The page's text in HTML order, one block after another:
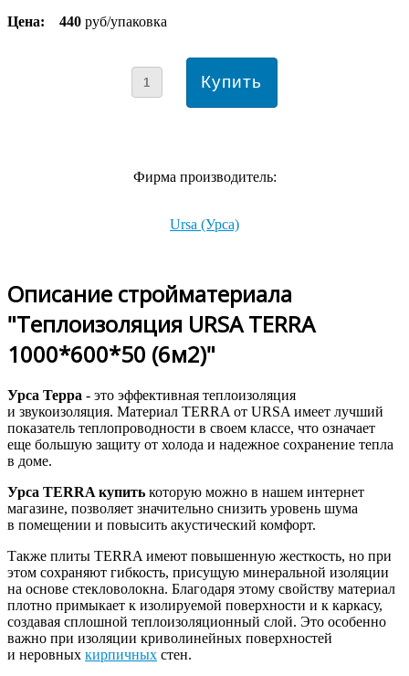
Цена: 440 руб/упаковка
Фирма производитель:
Ursa (Урса)
Описание стройматериала
"Теплоизоляция URSA TERRA
1000*600*50 (6м2)"
Урса Терра - это эффективная теплоизоляция
и звукоизоляция. Материал TERRA от URSA имеет лучший
показатель теплопроводности в своем классе, что означает
еще большую защиту от холода и надежное сохранение тепла
в доме.
Урса TERRA купить которую можно в нашем интернет
магазине, позволяет значительно снизить уровень шума
в помещении и повысить акустический комфорт.
Также плиты TERRA имеют повышенную жесткость, но при
этом сохраняют гибкость, присущую минеральной изоляции
на основе стекловолокна. Благодаря этому свойству материал
плотно примыкает к изолируемой поверхности и к каркасу,
создавая сплошной теплоизоляционный слой. Это особенно
важно при изоляции криволинейных поверхностей
и неровных кирпичных стен.